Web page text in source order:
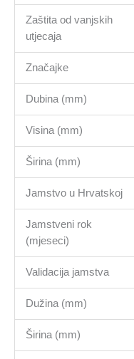
Zaštita od vanjskih
utjecaja
Značajke
Dubina (mm)
Visina (mm)
Širina (mm)
Jamstvo u Hrvatskoj
Jamstveni rok
(mjeseci)
Validacija jamstva
Dužina (mm)
Širina (mm)